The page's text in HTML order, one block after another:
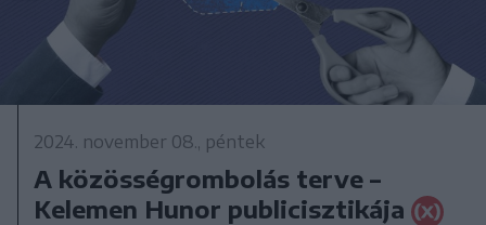
2024. november 08., péntek
A közösségrombolás terve –
Kelemen Hunor publicisztikája